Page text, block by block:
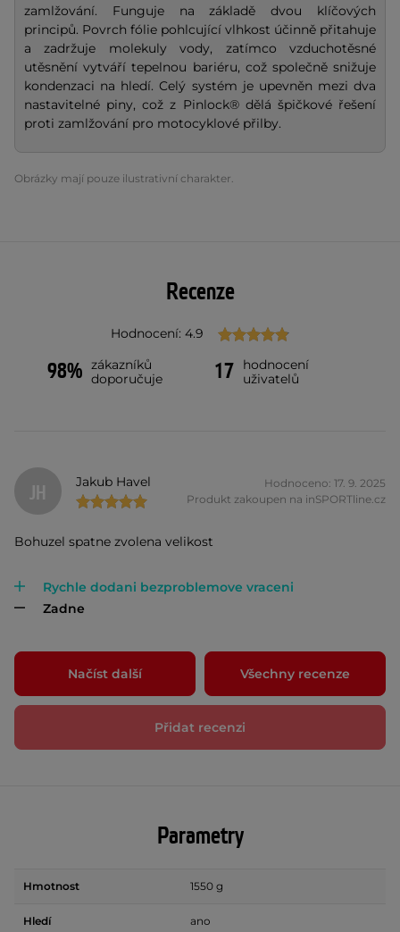
zamlžování. Funguje na základě dvou klíčových
principů. Povrch fólie pohlcující vlhkost účinně přitahuje
a zadržuje molekuly vody, zatímco vzduchotěsné
utěsnění vytváří tepelnou bariéru, což společně snižuje
kondenzaci na hledí. Celý systém je upevněn mezi dva
nastavitelné piny, což z Pinlock® dělá špičkové řešení
proti zamlžování pro motocyklové přilby.
Obrázky mají pouze ilustrativní charakter.
Recenze
Hodnocení: 4.9
98% zákazníků
doporučuje
17
hodnocení
uživatelů
JH Jakub Havel
Hodnoceno: 17. 9. 2025
Produkt zakoupen na inSPORTline.cz
Bohuzel spatne zvolena velikost
Rychle dodani bezproblemove vraceni
Zadne
Načíst další Všechny recenze
Přidat recenzi
Parametry
Hmotnost 1550 g
Hledí ano